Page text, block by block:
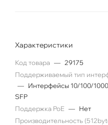
Характеристики
Код товара — 29175
Поддерживаемый тип
— Интерфейсы 10/100/
SFP
Поддержка PoE — Нет
Производительность